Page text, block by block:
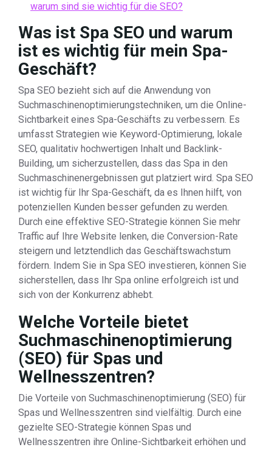
warum sind sie wichtig für die SEO?
Was ist Spa SEO und warum
ist es wichtig für mein Spa-
Geschäft?
Spa SEO bezieht sich auf die Anwendung von
Suchmaschinenoptimierungstechniken, um die Online-
Sichtbarkeit eines Spa-Geschäfts zu verbessern. Es
umfasst Strategien wie Keyword-Optimierung, lokale
SEO, qualitativ hochwertigen Inhalt und Backlink-
Building, um sicherzustellen, dass das Spa in den
Suchmaschinenergebnissen gut platziert wird. Spa SEO
ist wichtig für Ihr Spa-Geschäft, da es Ihnen hilft, von
potenziellen Kunden besser gefunden zu werden.
Durch eine effektive SEO-Strategie können Sie mehr
Traffic auf Ihre Website lenken, die Conversion-Rate
steigern und letztendlich das Geschäftswachstum
fördern. Indem Sie in Spa SEO investieren, können Sie
sicherstellen, dass Ihr Spa online erfolgreich ist und
sich von der Konkurrenz abhebt.
Welche Vorteile bietet
Suchmaschinenoptimierung
(SEO) für Spas und
Wellnesszentren?
Die Vorteile von Suchmaschinenoptimierung (SEO) für
Spas und Wellnesszentren sind vielfältig. Durch eine
gezielte SEO-Strategie können Spas und
Wellnesszentren ihre Online-Sichtbarkeit erhöhen und